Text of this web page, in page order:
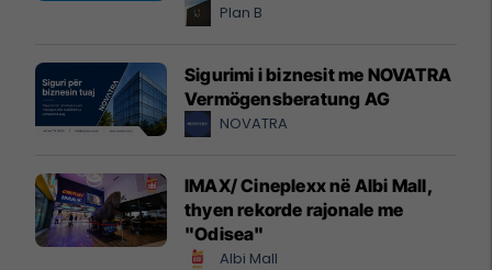
Plan B
Sigurimi i biznesit me NOVATRA
Vermögensberatung AG
NOVATRA
IMAX/ Cineplexx në Albi Mall,
thyen rekorde rajonale me
"Odisea"
Albi Mall